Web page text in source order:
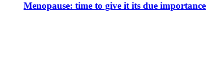
Menopause: time to give it its due importance